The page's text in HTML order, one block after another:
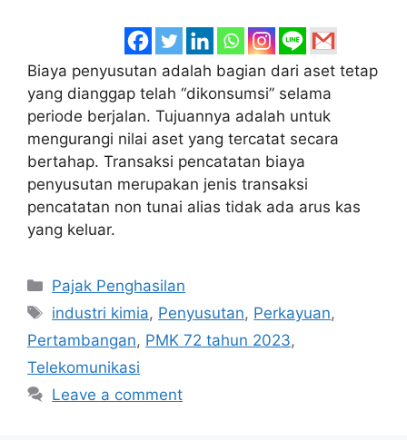
Biaya penyusutan adalah bagian dari aset tetap
yang dianggap telah “dikonsumsi” selama
periode berjalan. Tujuannya adalah untuk
mengurangi nilai aset yang tercatat secara
bertahap. Transaksi pencatatan biaya
penyusutan merupakan jenis transaksi
pencatatan non tunai alias tidak ada arus kas
yang keluar.
Categories
Pajak Penghasilan
Tags
industri kimia, Penyusutan, Perkayuan,
Pertambangan, PMK 72 tahun 2023,
Telekomunikasi
Leave a comment